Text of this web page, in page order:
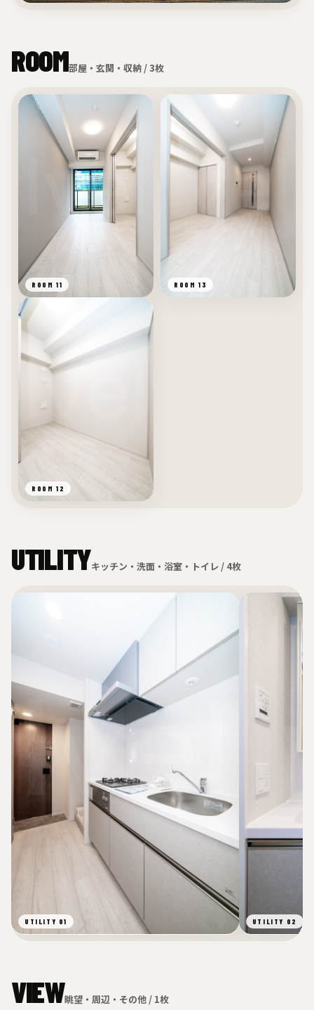
ROOM部屋・玄関・収納 / 3枚
ROOM 11
ROOM 12
ROOM 13
UTILITYキッチン・洗面・浴室・トイレ / 4枚
UTILITY 01 UTILITY 02
VIEW眺望・周辺・その他 / 1枚